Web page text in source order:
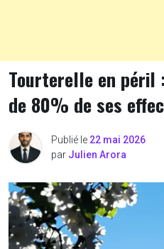
Tourterelle en péril
de 80% de ses
Publié le 22 mai 2026
par Julien Arora